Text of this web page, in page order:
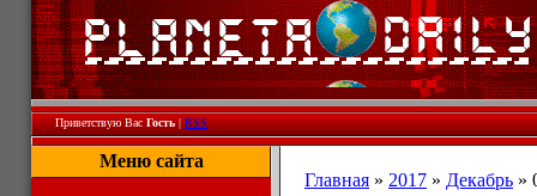
Приветствую Вас Гость|RSS
Меню сайта
Главная » 2017 » Декабрь »